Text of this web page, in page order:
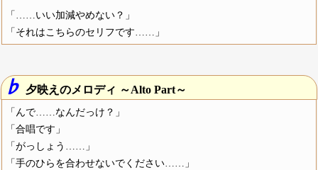
「……いい加減やめない？」
「それはこちらのセリフです……」
♭ 夕映えのメロディ ～Alto Part～
「んで……なんだっけ？」
「合唱です」
「がっしょう……」
「手のひらを合わせないでください……」